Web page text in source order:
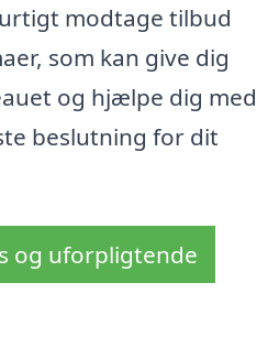
modtage tilbud
som kan give dig
og hjælpe dig med
beslutning for dit
og uforpligtende